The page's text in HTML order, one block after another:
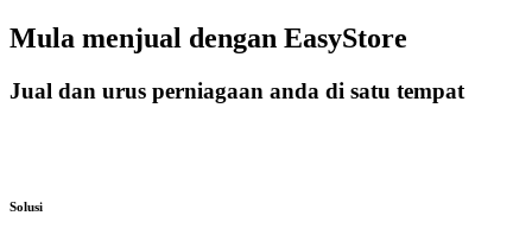
Mula menjual dengan EasyStore
Jual dan urus perniagaan anda di satu tempat
Solusi